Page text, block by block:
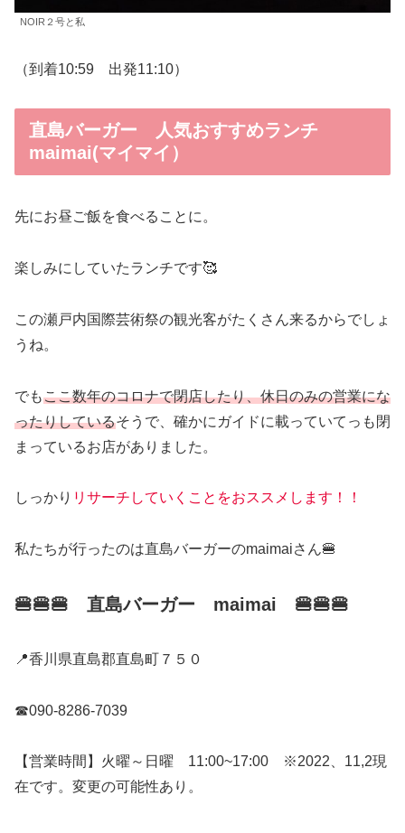
NOIR２号と私
（到着10:59 出発11:10）
直島バーガー 人気おすすめランチ
maimai(マイマイ）
先にお昼ご飯を食べることに。
楽しみにしていたランチです🥰
この瀬戸内国際芸術祭の観光客がたくさん来るからでしょ
うね。
でもここ数年のコロナで閉店したり、休日のみの営業にな
ったりしているそうで、確かにガイドに載っていてっも閉
まっているお店がありました。
しっかり リサーチしていくことをおススメします！！
私たちが行ったのは直島バーガーのmaimaiさん🍔
🍔🍔🍔 直島バーガー maimai 🍔🍔🍔
📍香川県直島郡直島町７５０
☎090-8286-7039
【営業時間】火曜～日曜 11:00~17:00 ※2022、11,2現
在です。変更の可能性あり。